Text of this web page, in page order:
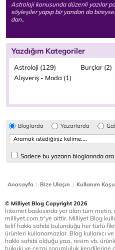
Astroloji konusunda düzenli yazılar
söyleşiler yapıp bir yandan da
dan..
Yazdığım Kategoriler
Astroloji (129)
Burçlar (2)
Alışveriş - Moda (1)
Bloglarda Yazarlarda
Sadece bu yazarın bloglarında ara
Anasayfa | Bize Ulaşın | Kullanım
© Milliyet Blog Copyright 2026
İnternet baskısında yer alan tüm metin,
milliyet.com.tr'ye aittir. Milliyet Blog
telif hakkı sahibi bulunduğu her türlü
ürünleri kullanamazlar. Blog kullanıcı
hakkı sahibi olduğu yazı, resim vb.
hukuki ve cezai sorumluluk kendilerine